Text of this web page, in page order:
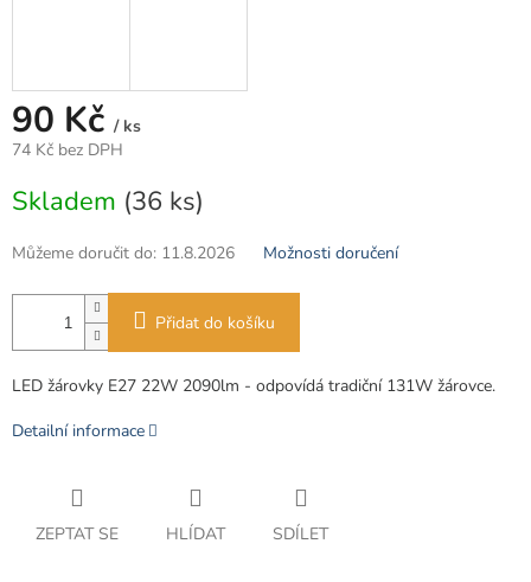
90 Kč / ks
74 Kč bez DPH
cena:
Skladem (36 ks)
Můžeme doručit do: 11.8.2026 Možnosti doručení
Přidat do košíku
LED žárovky E27 22W 2090lm - odpovídá tradiční 131W žárovce.
Detailní informace
ZEPTAT SE HLÍDAT SDÍLET